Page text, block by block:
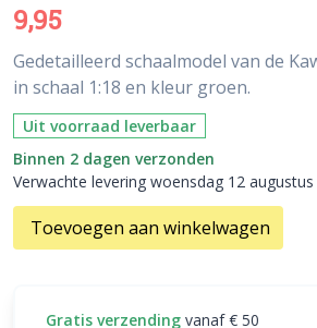
9,95
Gedetailleerd schaalmodel van de
in schaal 1:18 en kleur groen.
Uit voorraad leverbaar
Binnen 2 dagen verzonden
Verwachte levering woensdag 12 augustus
Toevoegen aan winkelwagen
Gratis verzending vanaf € 50